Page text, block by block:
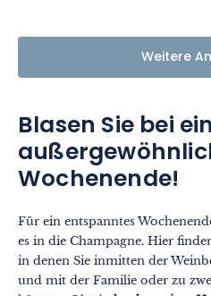
Weitere
Blasen Sie bei
Wochenende!
Für ein entspanntes
es in die Champagne. Hier
in denen Sie inmitten der
und mit der Familie oder zu